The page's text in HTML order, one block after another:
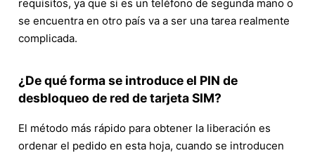
requisitos, ya que si es un teléfono de segunda mano o
se encuentra en otro país va a ser una tarea realmente
complicada.
¿De qué forma se introduce el PIN de
desbloqueo de red de tarjeta SIM?
El método más rápido para obtener la liberación es
ordenar el pedido en esta hoja, cuando se introducen